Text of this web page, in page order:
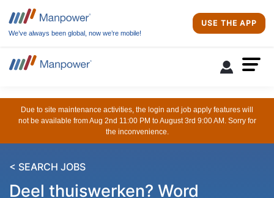
We’ve always been global, now we’re mobile!
USE THE APP
Due to site maintenance activities, the login and job apply features will
not be available from Aug 2nd 11:00 PM to August 3rd 9:00 AM. Sorry for
the inconvenience.
< SEARCH JOBS
Deel thuiswerken? Word